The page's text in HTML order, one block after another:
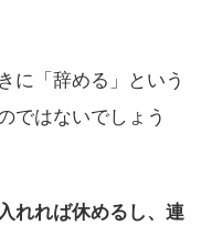
に「辞める」という
ではないでしょう
れれば休めるし、連